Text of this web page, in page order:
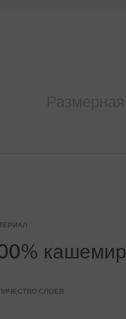
кашемир
СЛОЕВ